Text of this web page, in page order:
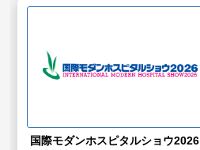
国際モダンホスピタルショウ2026